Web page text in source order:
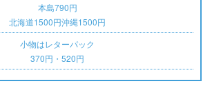
本島790円
北海道1500円沖縄1500円
小物はレターパック
370円・520円